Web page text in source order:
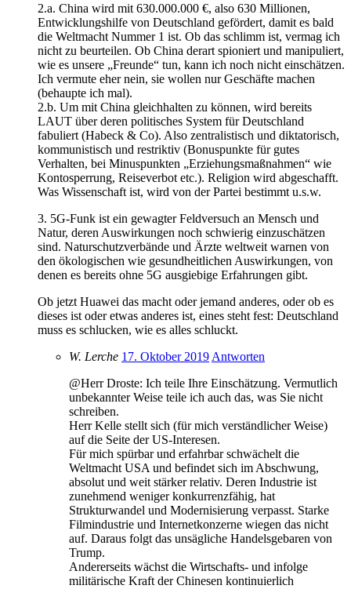
2.a. China wird mit 630.000.000 €, also 630 Millionen,
Entwicklungshilfe von Deutschland gefördert, damit es bald
die Weltmacht Nummer 1 ist. Ob das schlimm ist, vermag ich
nicht zu beurteilen. Ob China derart spioniert und manipuliert,
wie es unsere „Freunde“ tun, kann ich noch nicht einschätzen.
Ich vermute eher nein, sie wollen nur Geschäfte machen
(behaupte ich mal).
2.b. Um mit China gleichhalten zu können, wird bereits
LAUT über deren politisches System für Deutschland
fabuliert (Habeck & Co). Also zentralistisch und diktatorisch,
kommunistisch und restriktiv (Bonuspunkte für gutes
Verhalten, bei Minuspunkten „Erziehungsmaßnahmen“ wie
Kontosperrung, Reiseverbot etc.). Religion wird abgeschafft.
Was Wissenschaft ist, wird von der Partei bestimmt u.s.w.
3. 5G-Funk ist ein gewagter Feldversuch an Mensch und
Natur, deren Auswirkungen noch schwierig einzuschätzen
sind. Naturschutzverbände und Ärzte weltweit warnen von
den ökologischen wie gesundheitlichen Auswirkungen, von
denen es bereits ohne 5G ausgiebige Erfahrungen gibt.
Ob jetzt Huawei das macht oder jemand anderes, oder ob es
dieses ist oder etwas anderes ist, eines steht fest: Deutschland
muss es schlucken, wie es alles schluckt.
W. Lerche 17. Oktober 2019 Antworten
@Herr Droste: Ich teile Ihre Einschätzung. Vermutlich
unbekannter Weise teile ich auch das, was Sie nicht
schreiben.
Herr Kelle stellt sich (für mich verständlicher Weise)
auf die Seite der US-Interesen.
Für mich spürbar und erfahrbar schwächelt die
Weltmacht USA und befindet sich im Abschwung,
absolut und weit stärker relativ. Deren Industrie ist
zunehmend weniger konkurrenzfähig, hat
Strukturwandel und Modernisierung verpasst. Starke
Filmindustrie und Internetkonzerne wiegen das nicht
auf. Daraus folgt das unsägliche Handelsgebaren von
Trump.
Andererseits wächst die Wirtschafts- und infolge
militärische Kraft der Chinesen kontinuierlich